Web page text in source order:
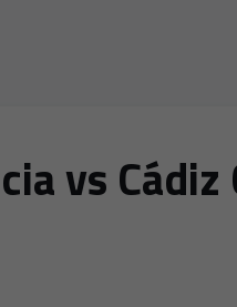
vs Cádiz